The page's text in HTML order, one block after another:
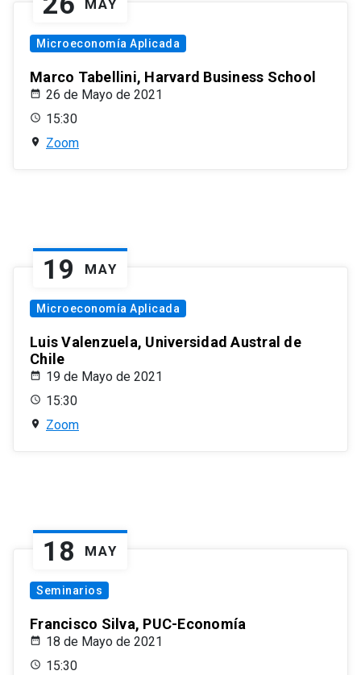
MAY
Microeconomía Aplicada
Marco Tabellini, Harvard Business School
26 de Mayo de 2021
15:30
Zoom
19 MAY
Microeconomía Aplicada
Luis Valenzuela, Universidad Austral de
Chile
19 de Mayo de 2021
15:30
Zoom
18 MAY
Seminarios
Francisco Silva, PUC-Economía
18 de Mayo de 2021
15:30